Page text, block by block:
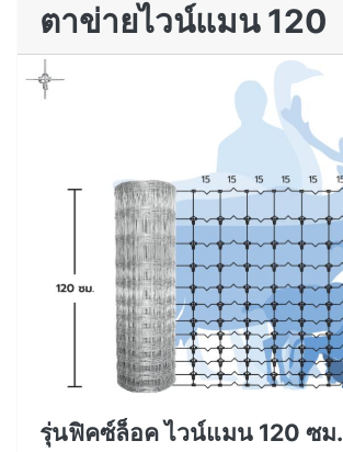
ตาข่ายไวน์แมน 120
รุ่นฟิคซ์ล็อค ไวน์แมน 120 ซม.